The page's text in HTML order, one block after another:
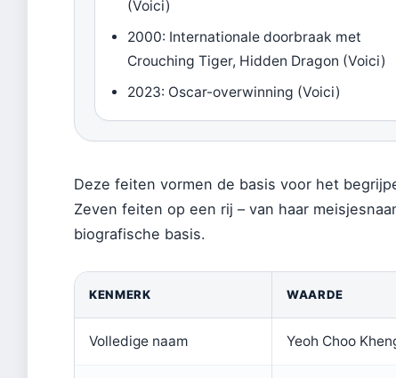
(Voici)
2000: Internationale doorbraak met
Crouching Tiger, Hidden Dragon (Voici)
2023: Oscar-overwinning (Voici)
Deze feiten vormen de basis voor het
Zeven feiten op een rij – van haar
biografische basis.
KENMERK WAARDE
Volledige naam Yeoh Choo